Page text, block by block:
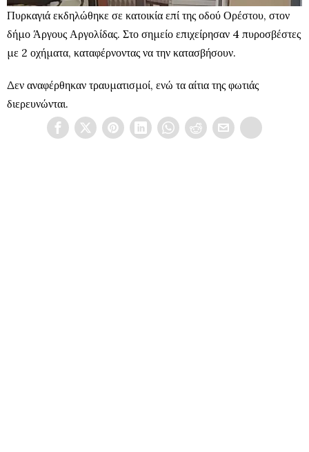
Πυρκαγιά εκδηλώθηκε σε κατοικία επί της οδού Ορέστου, στον
δήμο Άργους Αργολίδας. Στο σημείο επιχείρησαν 4 πυροσβέστες
με 2 οχήματα, καταφέρνοντας να την κατασβήσουν.
Δεν αναφέρθηκαν τραυματισμοί, ενώ τα αίτια της φωτιάς
διερευνώνται.